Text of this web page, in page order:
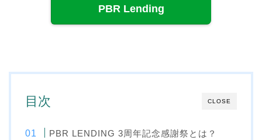
PBR Lending
CLOSE
目次
PBR LENDING 3周年記念感謝祭とは？